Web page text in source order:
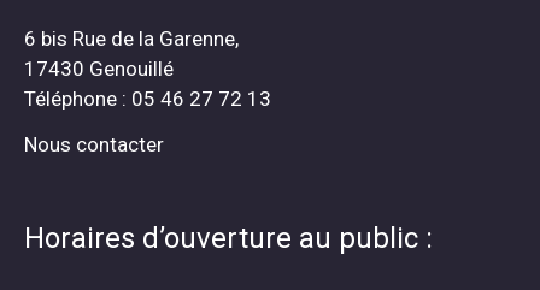
6 bis Rue de la Garenne,
17430 Genouillé
Téléphone : 05 46 27 72 13
Nous contacter
Horaires d’ouverture au public :